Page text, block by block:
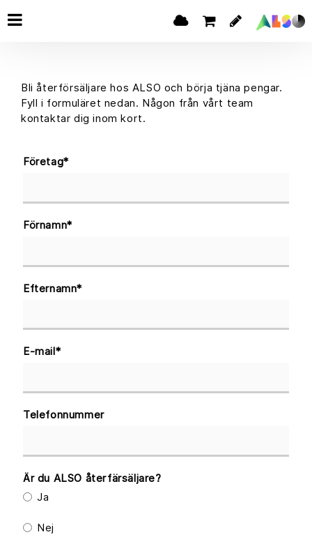
Bli återförsäljare hos ALSO och börja tjäna pengar.
Fyll i formuläret nedan. Någon från vårt team
kontaktar dig inom kort.
Företag*
Förnamn*
Efternamn*
E-mail*
Telefonnummer
Är du ALSO återfärsäljare?
Ja
Nej